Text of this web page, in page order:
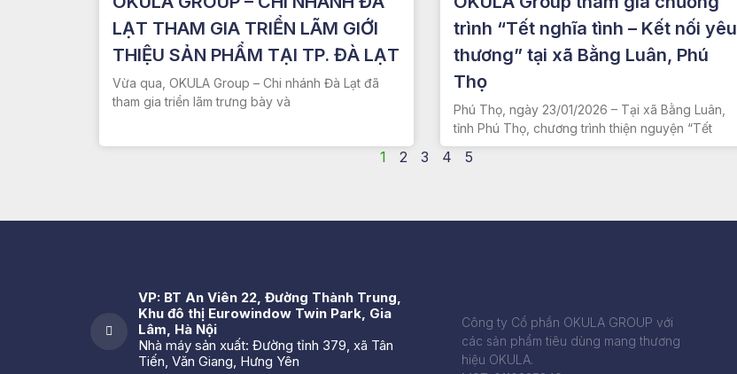
LẠT THAM GIA TRIỂN LÃM GIỚI
THIỆU SẢN PHẨM TẠI TP. ĐÀ LẠT
Vừa qua, OKULA Group – Chi nhánh Đà Lạt đã
tham gia triển lãm trưng bày và
trình “Tết nghĩa tình – Kết nối yêu
thương” tại xã Bằng Luân, Phú
Thọ
Phú Thọ, ngày 23/01/2026 – Tại xã Bằng Luân,
tỉnh Phú Thọ, chương trình thiện nguyện “Tết
1 2 3 4 5
VP: BT An Viên 22, Đường Thành Trung,
Khu đô thị Eurowindow Twin Park, Gia
Lâm, Hà Nội
Nhà máy sản xuất: Đường tỉnh 379, xã Tân
Tiến, Văn Giang, Hưng Yên
Công ty Cổ phần OKULA GROUP với
các sản phẩm tiêu dùng mang thương
hiệu OKULA.